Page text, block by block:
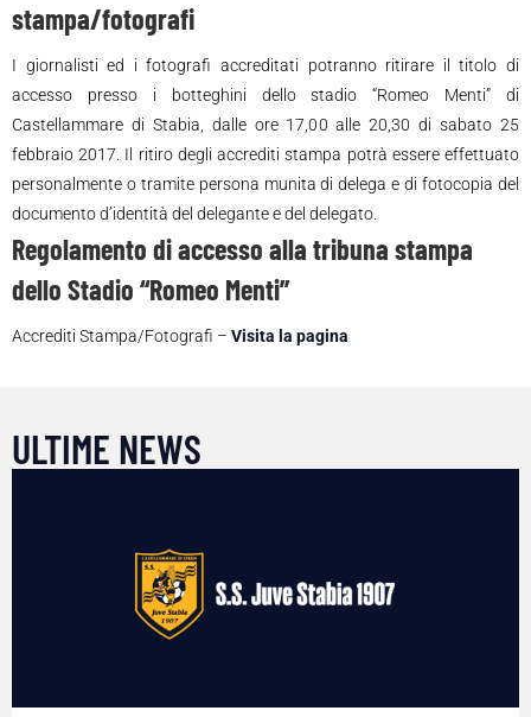
stampa/fotografi
I giornalisti ed i fotografi accreditati potranno ritirare il titolo di
accesso presso i botteghini dello stadio “Romeo Menti” di
Castellammare di Stabia, dalle ore 17,00 alle 20,30 di sabato 25
febbraio 2017. Il ritiro degli accrediti stampa potrà essere effettuato
personalmente o tramite persona munita di delega e di fotocopia del
documento d’identità del delegante e del delegato.
Regolamento di accesso alla tribuna stampa
dello Stadio “Romeo Menti”
Accrediti Stampa/Fotografi – Visita la pagina
ULTIME NEWS